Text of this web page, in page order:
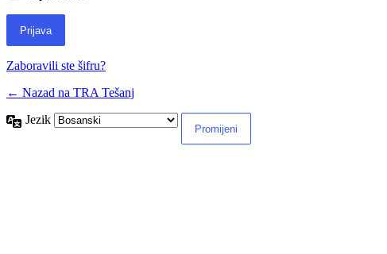
Zaboravili ste šifru?
← Nazad na TRA Tešanj
Jezik